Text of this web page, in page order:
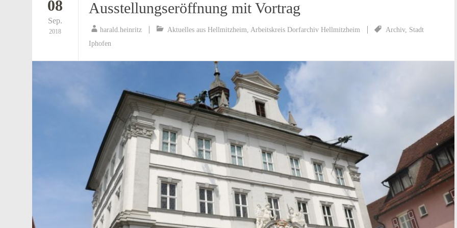
08
Sep.
2018
Ausstellungseröffnung mit Vortrag
harald.heinritz Aktuelles aus Hellmitzheim, Arbeitskreis Dorfarchiv Hellmitzheim Archiv, Stadt
Iphofen